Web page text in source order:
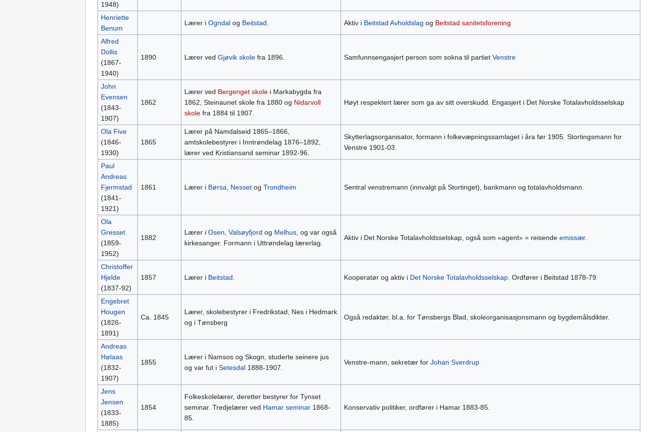
1948)
Henriette
Benum
Lærer i Ogndalog Beitstad Aktiv i Beitstad Avholdslag og Beitstad sanitetsforening
Alfred
Dollis
(1867-
1940)
1890 Lærer ved Gjøvik skolefra 1896. Samfunnsengasjert person som sokna til partiet Venstre
John
Evensen
(1843-
1907)
1862
Lærer ved Bergenget skolei Markabygda fra
1862, Steinaunet skole fra 1880 og Nidarvoll
skolefra 1884 til 1907.
Høyt respektert lærer som ga av sitt overskudd. Engasjert i Det Norske Totalavholdsselskap
Ola Five
(1846-
1930)
1865
Lærer på Namdalseid 1865–1866,
amtskolebestyrer i Inntrøndelag 1876–1892,
lærer ved Kristiansand seminar 1892-96.
Skytterlagsorganisator, formann i folkevæpningssamlaget i åra før 1905. Stortingsmann for
Venstre 1901-03.
Paul
Andreas
Fjermstad
(1841-
1921)
1861 Lærer i Børsa Nessetog Trondheim Sentral venstremann (innvalgt på Stortinget), bankmann og totalavholdsmann.
Ola
Gresset
(1859-
1952)
1882
Lærer i Osen Valsøyfjord og Melhus, og var også
kirkesanger. Formann i Uttrøndelag lærerlag.
Aktiv i Det Norske Totalavholdsselskap, også som «agent» = reisende emissær.
Christoffer
Hjelde
(1837-92)
1857 Lærer i Beitstad Kooperatør og aktiv i Det Norske Totalavholdsselskap. Ordfører i Beitstad 1878-79.
Engebret
Hougen
(1826-
1891)
Ca. 1845
Lærer, skolebestyrer i Fredrikstad, Nes i Hedmark
og i Tønsberg
Også redaktør, bl.a. for Tønsbergs Blad, skoleorganisasjonsmann og bygdemålsdikter.
Andreas
Hølaas
(1832-
1907)
1855
Lærer i Namsos og Skogn, studerte seinere jus
og var fut i Setesdal1888-1907.
Venstre-mann, sekretær for Johan Sverdrup
Jens
Jensen
(1833-
1885)
1854
Folkeskolelærer, deretter bestyrer for Tynset
seminar. Tredjelærer ved Hamar seminar1868-
85.
Konservativ politiker, ordfører i Hamar 1883-85.